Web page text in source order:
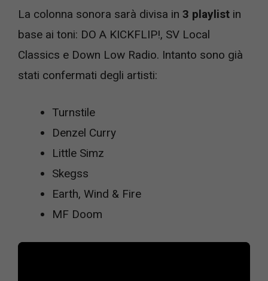
La colonna sonora sarà divisa in 3 playlist in
base ai toni: DO A KICKFLIP!, SV Local
Classics e Down Low Radio. Intanto sono già
stati confermati degli artisti:
Turnstile
Denzel Curry
Little Simz
Skegss
Earth, Wind & Fire
MF Doom